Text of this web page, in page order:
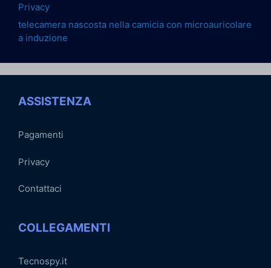
Privacy
telecamera nascosta nella camicia con microauricolare
a induzione
ASSISTENZA
Pagamenti
Privacy
Contattaci
COLLEGAMENTI
Tecnospy.it